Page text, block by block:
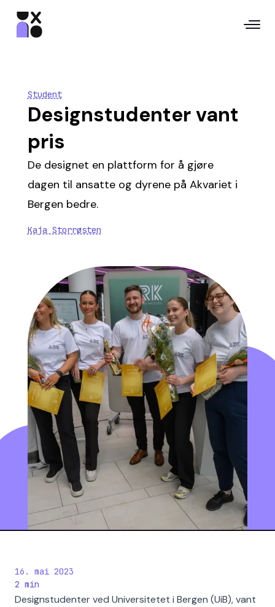
Student
Designstudenter vant
pris
De designet en plattform for å gjøre
dagen til ansatte og dyrene på Akvariet i
Bergen bedre.
Kaja Storrøsten
16. mai 2023
2 min
Designstudenter ved Universitetet i Bergen (UiB), vant